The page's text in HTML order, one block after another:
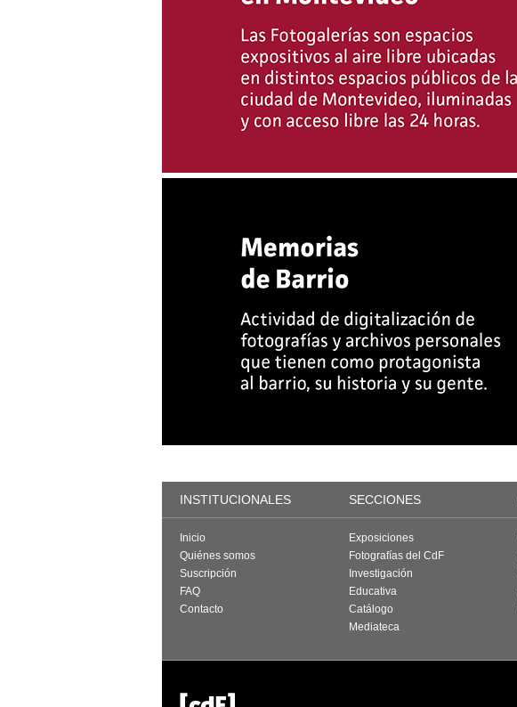
INSTITUCIONALES SECCIONES
Inicio
Quiénes somos
Suscripción
FAQ
Contacto
Exposiciones
Fotografías del CdF
Investigación
Educativa
Catálogo
Mediateca